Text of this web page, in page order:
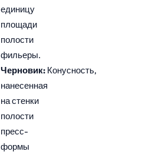
единицу
площади
полости
фильеры.
Черновик: Конусность,
нанесенная
на стенки
полости
пресс-
формы